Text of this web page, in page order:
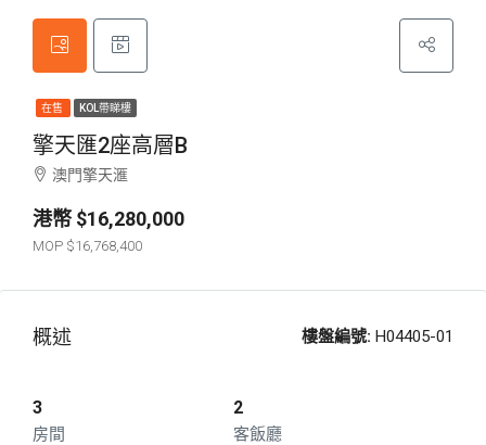
在售 KOL帶睇樓
擎天匯2座高層B
澳門擎天滙
$16,280,000
$16,768,400
概述 樓盤編號: H04405-01
3
房間
2
客飯廳